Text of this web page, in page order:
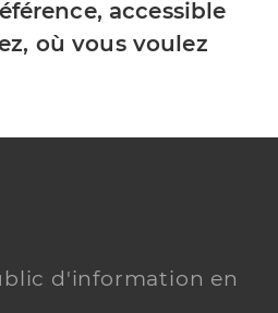
accessible
où vous voulez
d'information en